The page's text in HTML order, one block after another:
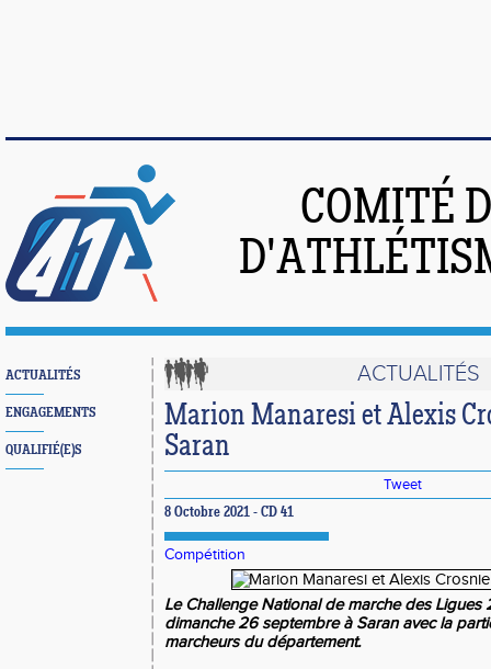
COMITÉ
ACTUALITÉS
ENGAGEMENTS
QUALIFIÉ(E)S
ACTUALITÉS
Marion Manaresi et Alexis
Saran
Tweet
8 Octobre 2021 - CD 41
Compétition
Le Challenge National de marche des Ligues
dimanche 26 septembre à Saran avec la
marcheurs du département.